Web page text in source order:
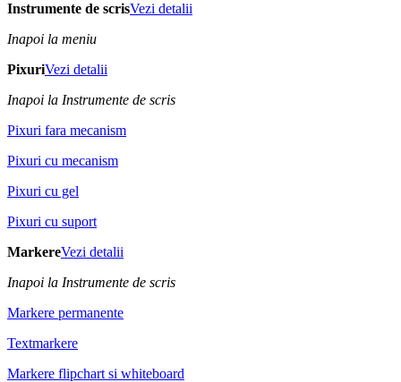
Instrumente de scrisVezi detalii
Inapoi la meniu
PixuriVezi detalii
Inapoi la Instrumente de scris
Pixuri fara mecanism
Pixuri cu mecanism
Pixuri cu gel
Pixuri cu suport
MarkereVezi detalii
Inapoi la Instrumente de scris
Markere permanente
Textmarkere
Markere flipchart si whiteboard